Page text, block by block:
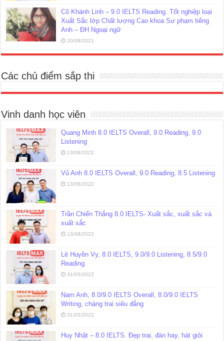
Cô Khánh Linh – 9.0 IELTS Reading. Tốt nghiệp loại
Xuất Sắc lớp Chất lượng Cao khoa Sư phạm tiếng
Anh – ĐH Ngoại ngữ
20/08/2021
Các chủ điểm sắp thi
Vinh danh học viên
Quang Minh 8.0 IELTS Overall, 9.0 Reading, 9.0
Listening
13/08/2022
Vũ Anh 8.0 IELTS Overall, 9.0 Reading, 8.5 Listening
13/08/2022
Trần Chiến Thắng 8.0 IELTS- Xuất sắc, xuất sắc và
xuất sắc
13/08/2022
Lê Huyền Vy, 8.0 IELTS, 9.0/9.0 Listening, 8.5/9.0
Reading.
31/05/2022
Nam Anh, 8.0/9.0 IELTS Overall, 8.0/9.0 IELTS
Writing, chàng trai siêu đẳng
31/05/2022
Huy Nhật – 8.0 IELTS. Đẹp trai, đàn hay, hát giỏi